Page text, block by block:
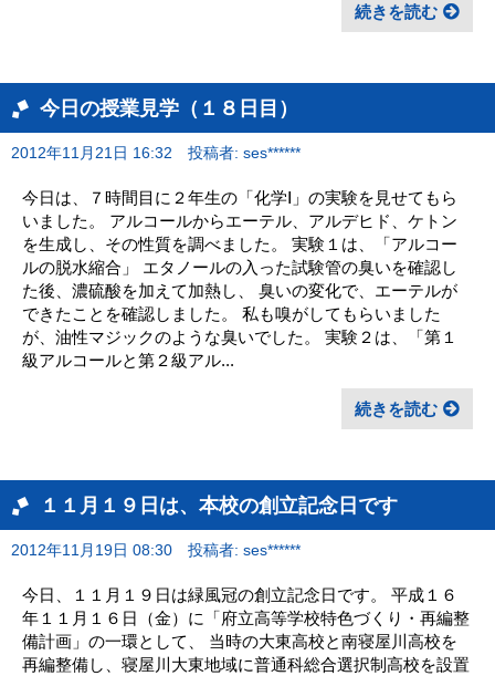
続きを読む
今日の授業見学（１８日目）
2012年11月21日 16:32 投稿者: ses******
今日は、７時間目に２年生の「化学Ⅰ」の実験を見せてもら
いました。 アルコールからエーテル、アルデヒド、ケトン
を生成し、その性質を調べました。 実験１は、「アルコー
ルの脱水縮合」 エタノールの入った試験管の臭いを確認し
た後、濃硫酸を加えて加熱し、 臭いの変化で、エーテルが
できたことを確認しました。 私も嗅がしてもらいました
が、油性マジックのような臭いでした。 実験２は、「第１
級アルコールと第２級アル...
続きを読む
１１月１９日は、本校の創立記念日です
2012年11月19日 08:30 投稿者: ses******
今日、１１月１９日は緑風冠の創立記念日です。 平成１６
年１１月１６日（金）に「府立高等学校特色づくり・再編整
備計画」の一環として、 当時の大東高校と南寝屋川高校を
再編整備し、寝屋川大東地域に普通科総合選択制高校を設置